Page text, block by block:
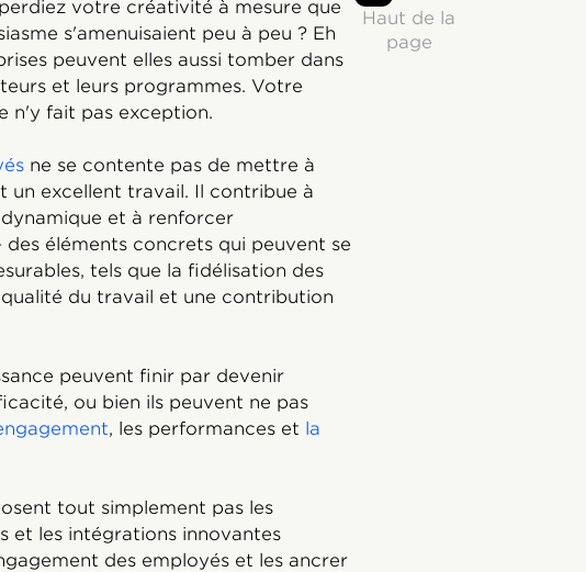
votre créativité à mesure que
s'amenuisaient peu à peu ? Eh
peuvent elles aussi tomber dans
et leurs programmes. Votre
n'y fait pas exception.
ne se contente pas de mettre à
un excellent travail. Il contribue à
et à renforcer
éléments concrets qui peuvent se
tels que la fidélisation des
du travail et une contribution
peuvent finir par devenir
ou bien ils peuvent ne pas
, les performances et la
tout simplement pas les
et les intégrations innovantes
des employés et les ancrer
Haut de la
page